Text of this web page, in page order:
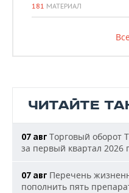
181 МАТЕРИАЛ
ЧИТАЙТЕ
07 авг Торговый оборот
за первый квартал 2026
07 авг Перечень
пополнить пять